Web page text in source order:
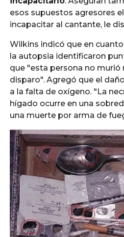
esos supuestos agresores
incapacitar al cantante, le
Wilkins indicó que en
la autopsia identificaron
que "esta persona no murió
disparo". Agregó que el
a la falta de oxígeno. "La
hígado ocurre en una
una muerte por arma de